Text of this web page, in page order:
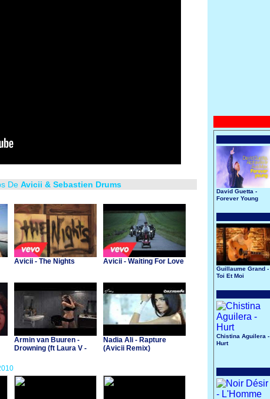
De Avicii & Sebastien Drums
Avicii - The Nights Avicii - Waiting For Love
Armin van Buuren -
Drowning (ft Laura V -
Nadia Ali - Rapture
(Avicii Remix)
David Guetta -
Forever Young
Guillaume Grand -
Toi Et Moi
Chistina Aguilera -
Hurt